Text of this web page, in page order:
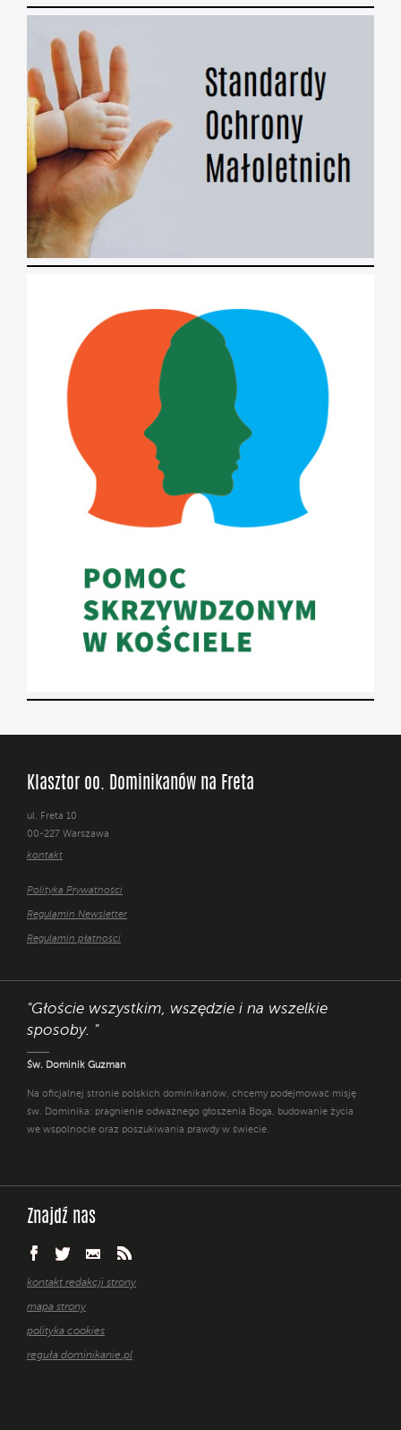
Klasztor oo. Dominikanów na Freta
ul. Freta 10
00-227 Warszawa
kontakt
Polityka Prywatności
Regulamin Newsletter
Regulamin płatności
"Głoście wszystkim, wszędzie i na wszelkie
sposoby. "
Św. Dominik Guzman
Na oficjalnej stronie polskich dominikanów, chcemy podejmować misję
św. Dominika: pragnienie odważnego głoszenia Boga, budowanie życia
we wspólnocie oraz poszukiwania prawdy w świecie.
Znajdź nas
kontakt redakcji strony
mapa strony
polityka cookies
reguła dominikanie.pl